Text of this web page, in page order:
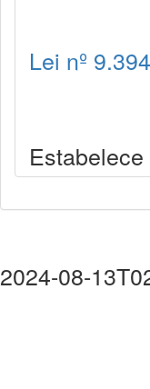
Lei nº
2024-08-